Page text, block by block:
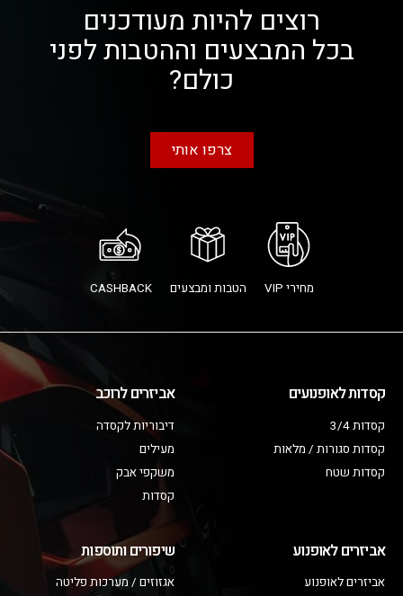
רוצים להיות מעודכנים
בכל המבצעים וההטבות לפני
כולם?
צרפו אותי
מחירי VIP הטבות ומבצעים CASHBACK
קסדות לאופנועים
קסדות 3/4
קסדות סגורות / מלאות
קסדות שטח
אביזרים לרוכב
דיבוריות לקסדה
מעילים
משקפי אבק
קסדות
אביזרים לאופנוע
אביזרים לאופנוע
שיפורים ותוספות
אגזוזים / מערכות פליטה